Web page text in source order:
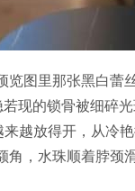
图里那张黑白蕾
现的锁骨被细碎
越放得开，从冷
，水珠顺着脖颈